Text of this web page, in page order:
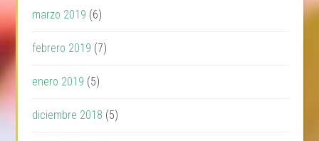
marzo 2019 (6)
febrero 2019 (7)
enero 2019 (5)
diciembre 2018 (5)